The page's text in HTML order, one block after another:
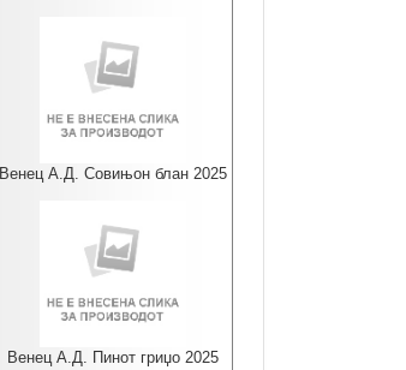
Венец А.Д. Совињон блан 2025
Венец А.Д. Пинот гриџо 2025